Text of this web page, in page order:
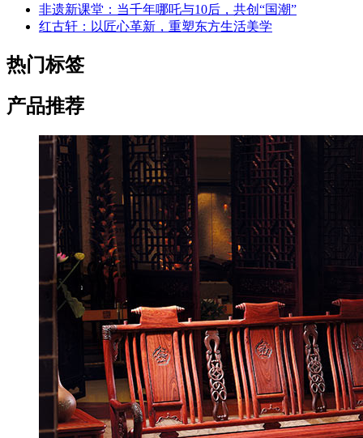
非遗新课堂：当千年哪吒与10后，共创“国潮”
红古轩：以匠心革新，重塑东方生活美学
热门标签
产品推荐